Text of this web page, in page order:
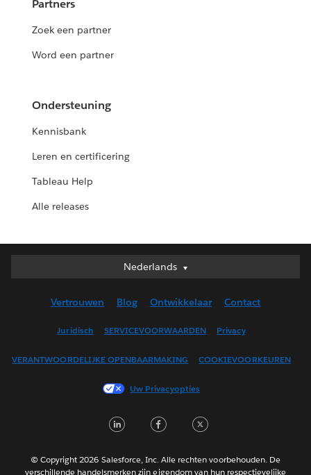
Partners
Zoek een partner
Word een partner
Ondersteuning
Kennisbank
Leren en certificering
Tableau Help
Alle releases
Nederlands
Nederlands
English (UK)
Français (Canada)
Français (France)
日本語
Português
Vertrouwen Blog Ontwikkelaar Contact
Juridisch SERVICEVOORWAARDEN Privacy
VERANTWOORDELIJKE OPENBAARMAKING COOKIEVOORKEUREN
Uw Privacyopties
LinkedInFacebook
© Copyright 2026 Salesforce, Inc. Alle rechten voorbehouden. De
verschillende handelsmerken zijn eigendom van hun respectievelijke